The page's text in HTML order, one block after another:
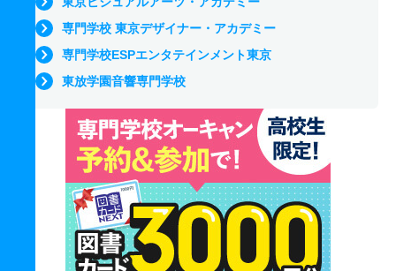
専門学校 東京デザイナー・アカデミー
専門学校ESPエンタテインメント東京
東放学園音響専門学校